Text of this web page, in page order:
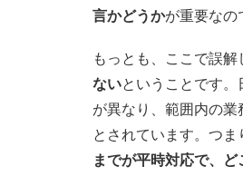
言かどうかが重要なの
もっとも、ここで誤解
ないということです
が異なり、範囲内の
とされています。つま
までが平時対応で、